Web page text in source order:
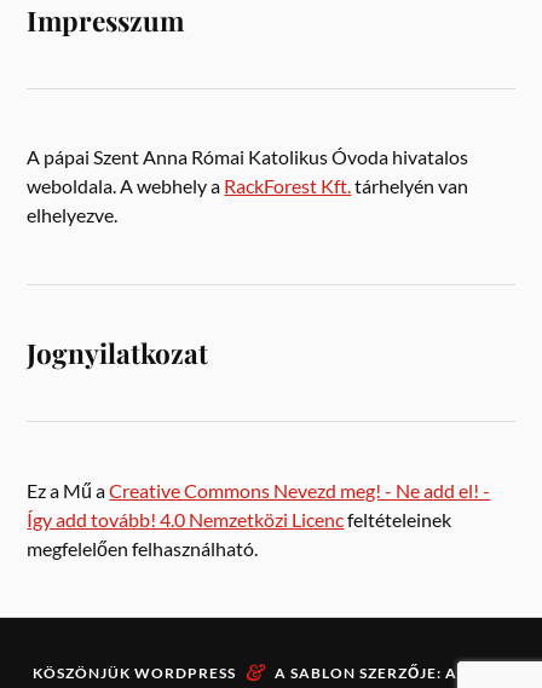
Impresszum
A pápai Szent Anna Római Katolikus Óvoda hivatalos
weboldala. A webhely a RackForest Kft.tárhelyén van
elhelyezve.
Jognyilatkozat
Ez a Mű aCreative Commons Nevezd meg! - Ne add el! -
Így add tovább! 4.0 Nemzetközi Licencfeltételeinek
megfelelően felhasználható.
KÖSZÖNJÜK WORDPRESS & A SABLON SZERZŐJE: ANDERS